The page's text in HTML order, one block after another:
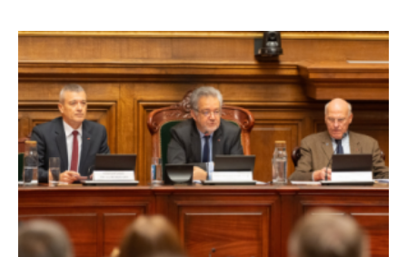
Conseil
d’État
20ème
anniversaire
du
statut
des
militaires
:
discours
de